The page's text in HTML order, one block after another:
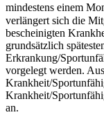
mindestens einem
verlängert sich die
bescheinigten
grundsätzlich
Erkrankung/
vorgelegt werden.
Krankheit/
Krankheit/
an.